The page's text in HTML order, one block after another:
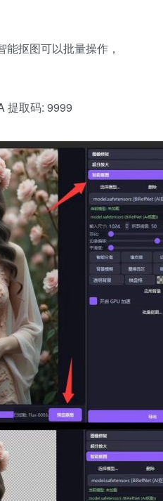
抠图可以批量操作，
提取码: 9999